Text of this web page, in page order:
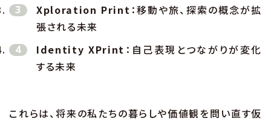
Xploration Print ：移動や旅、探索の概念が拡
張される未来
Identity XPrint ：自己表現とつながりが変化
する未来
これらは、将来の私たちの暮らしや価値観を問い直す仮